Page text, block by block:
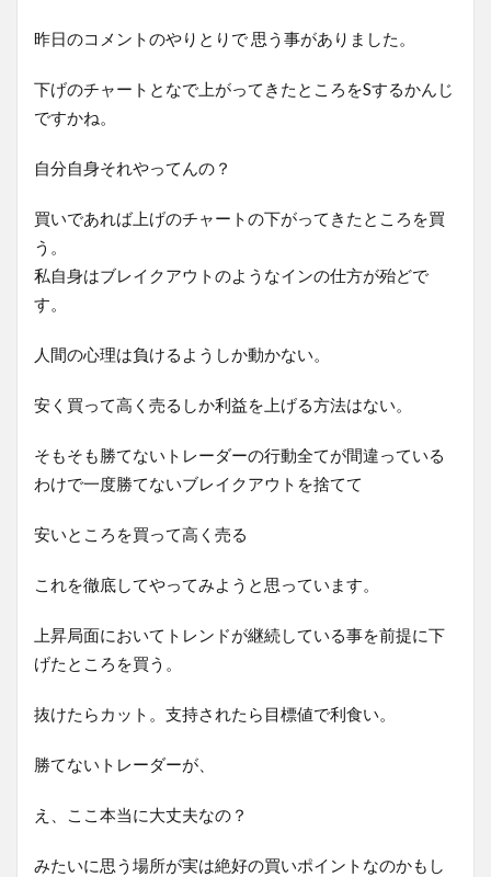
昨日のコメントのやりとりで 思う事がありました。
下げのチャートとなで上がってきたところをSするかんじ
ですかね。
自分自身それやってんの？
買いであれば上げのチャートの下がってきたところを買
う。
私自身はブレイクアウトのようなインの仕方が殆どで
す。
人間の心理は負けるようしか動かない。
安く買って高く売るしか利益を上げる方法はない。
そもそも勝てないトレーダーの行動全てが間違っている
わけで一度勝てないブレイクアウトを捨てて
安いところを買って高く売る
これを徹底してやってみようと思っています。
上昇局面においてトレンドが継続している事を前提に下
げたところを買う。
抜けたらカット。支持されたら目標値で利食い。
勝てないトレーダーが、
え、ここ本当に大丈夫なの？
みたいに思う場所が実は絶好の買いポイントなのかもし